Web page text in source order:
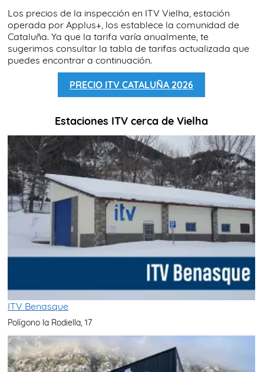
Los precios de la inspección en ITV Vielha, estación
operada por Applus+, los establece la comunidad de
Cataluña. Ya que la tarifa varía anualmente, te
sugerimos consultar la tabla de tarifas actualizada que
puedes encontrar a continuación.
PRECIO ITV CATALUÑA 2026
Estaciones ITV cerca de Vielha
ITV Benasque
Polígono la Rodiella, 17